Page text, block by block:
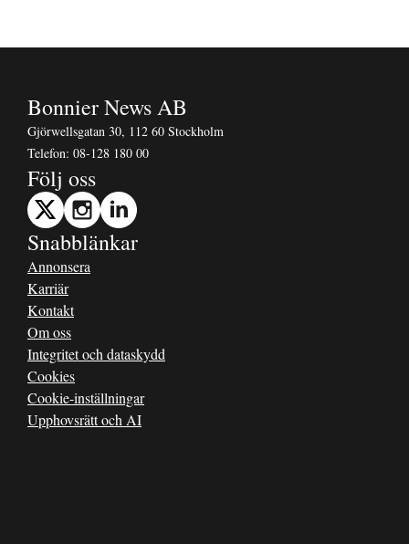
Bonnier News AB
Gjörwellsgatan 30, 112 60 Stockholm
Telefon: 08-128 180 00
Följ oss
Snabblänkar
Annonsera
Karriär
Kontakt
Om oss
Integritet och dataskydd
Cookies
Cookie-inställningar
Upphovsrätt och AI